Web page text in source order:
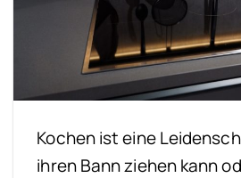
Kochen ist eine
ihren Bann ziehen kann